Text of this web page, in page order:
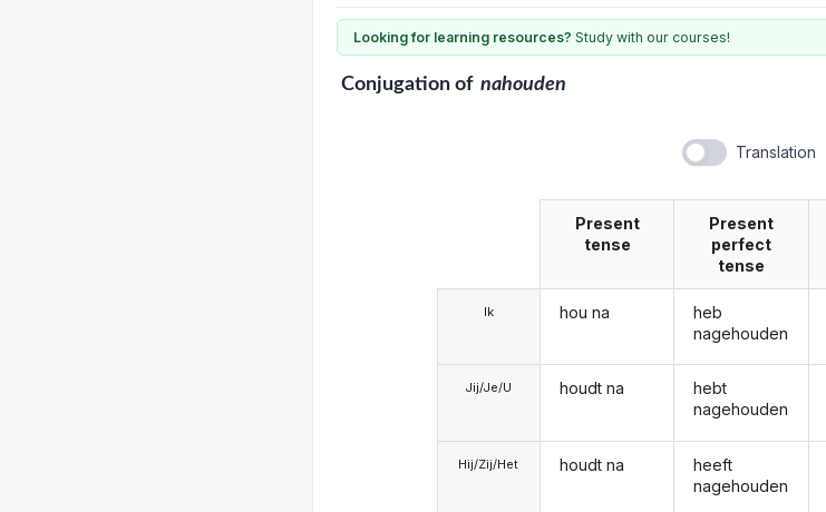
Looking for learning resources? Study with our courses!
Conjugationof nahouden
Translation
Ik
Jij/Je/U
Hij/Zij/Het
Present
tense
hou na
houdt na
houdt na
Present
perfect
tense
heb
nagehouden
hebt
nagehouden
heeft
nagehouden